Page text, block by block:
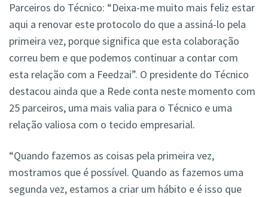
Parceiros do Técnico: “Deixa-me muito mais feliz estar
aqui a renovar este protocolo do que a assiná-lo pela
primeira vez, porque significa que esta colaboração
correu bem e que podemos continuar a contar com
esta relação com a Feedzai”. O presidente do Técnico
destacou ainda que a Rede conta neste momento com
25 parceiros, uma mais valia para o Técnico e uma
relação valiosa com o tecido empresarial.
“Quando fazemos as coisas pela primeira vez,
mostramos que é possível. Quando as fazemos uma
segunda vez, estamos a criar um hábito e é isso que